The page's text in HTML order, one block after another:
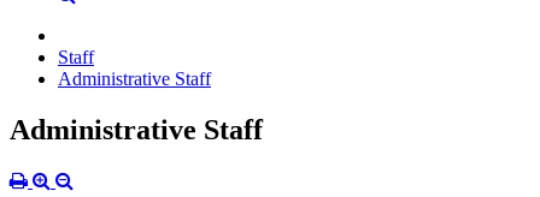
Staff
Administrative Staff
Administrative Staff